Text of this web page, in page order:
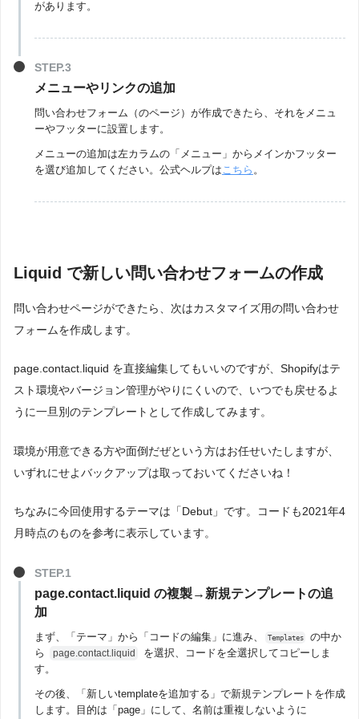
があります。
メニューやリンクの追加
問い合わせフォーム（のページ）が作成できたら、それをメニュ
ーやフッターに設置します。
メニューの追加は左カラムの「メニュー」からメインかフッター
を選び追加してください。公式ヘルプは こちら 。
Liquid で新しい問い合わせフォームの作成
問い合わせページができたら、次はカスタマイズ用の問い合わせ
フォームを作成します。
page.contact.liquid を直接編集してもいいのですが、Shopifyはテ
スト環境やバージョン管理がやりにくいので、いつでも戻せるよ
うに一旦別のテンプレートとして作成してみます。
環境が用意できる方や面倒だぜという方はお任せいたしますが、
いずれにせよバックアップは取っておいてくださいね！
ちなみに今回使用するテーマは「Debut」です。コードも2021年4
月時点のものを参考に表示しています。
page.contact.liquid の複製→新規テンプレートの追
加
まず、「テーマ」から「コードの編集」に進み、 Templates
の中か
ら
page.contact.liquid
を選択、コードを全選択してコピーしま
す。
その後、「新しいtemplateを追加する」で新規テンプレートを作成
します。目的は「page」にして、名前は重複しないように